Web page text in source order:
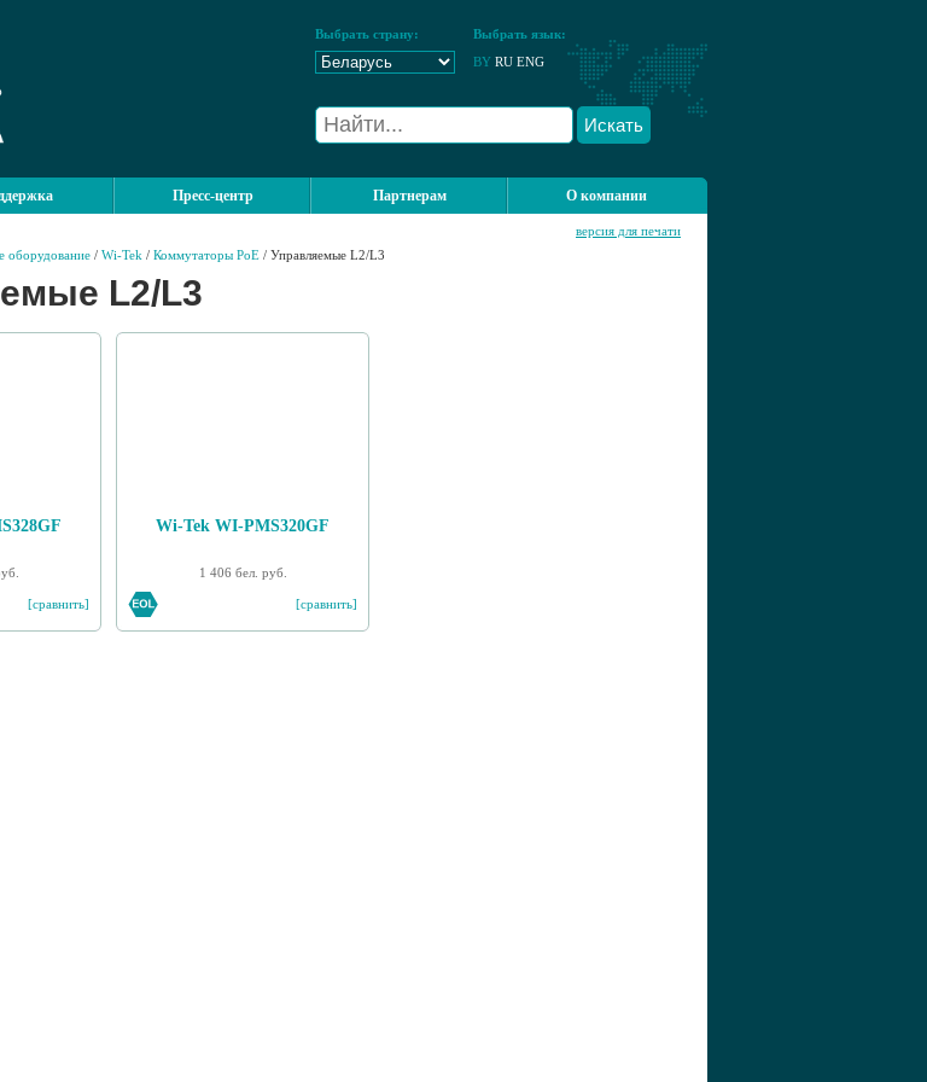
Выбрать страну:
Выбрать язык:
BY RU ENG
Искать
Пресс-центр Партнерам О компании
оборудование / Wi-Tek / Коммутаторы PoE / Управляемые L2/L3
версия для печати
L2/L3
[сравнить]
Wi-Tek WI-PMS320GF
1 406 бел. руб.
[сравнить]